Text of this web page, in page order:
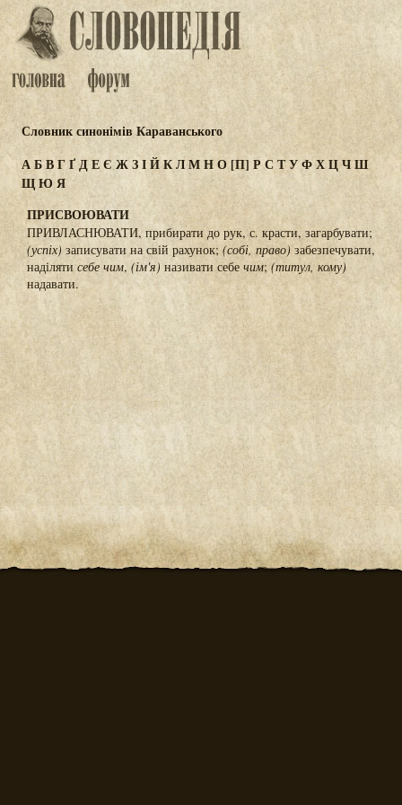
Словник синонімів Караванського
АБВГҐДЕЄ ЖЗІЙКЛМНО[П] Р С ТУФХЦЧШ
ЩЮ Я
ПРИСВОЮВАТИ
ПРИВЛАСНЮВАТИ, прибирати до рук, с. красти, загарбувати;
(успіх) записувати на свій рахунок;(собі, право) забезпечувати,
наділяти себе чим, (ім'я) називати себе чим; (титул, кому)
надавати.